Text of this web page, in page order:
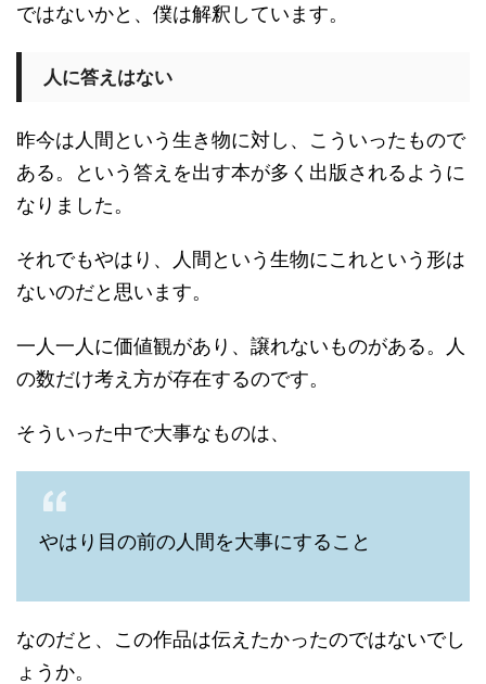
ではないかと、僕は解釈しています。
人に答えはない
昨今は人間という生き物に対し、こういったもので
ある。という答えを出す本が多く出版されるように
なりました。
それでもやはり、人間という生物にこれという形は
ないのだと思います。
一人一人に価値観があり、譲れないものがある。人
の数だけ考え方が存在するのです。
そういった中で大事なものは、
やはり目の前の人間を大事にすること
なのだと、この作品は伝えたかったのではないでし
ょうか。